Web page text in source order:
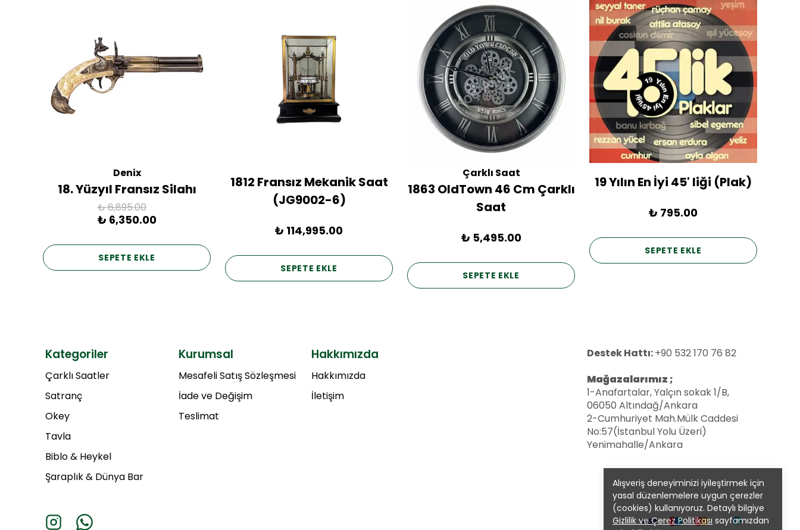
Alışveriş deneyiminizi iyileştirmek için
yasal düzenlemelere uygun çerezler
(cookies) kullanıyoruz. Detaylı bilgiye
Gizlilik ve Çerez Politikası sayfamızdan
Denix
18. Yüzyıl Fransız Silahı
₺ 6,895.00
₺ 6,350.00
SEPETE EKLE
1812 Fransız Mekanik Saat
(JG9002-6)
₺ 114,995.00
SEPETE EKLE
Çarklı Saat
1863 OldTown 46 Cm Çarklı
Saat
₺ 5,495.00
SEPETE EKLE
19 Yılın En İyi 45' liği (Plak)
₺ 795.00
SEPETE EKLE
Kategoriler
Çarklı Saatler
Satranç
Okey
Tavla
Biblo & Heykel
Şaraplık & Dünya Bar
Kurumsal
Mesafeli Satış Sözleşmesi
İade ve Değişim
Teslimat
Hakkımızda
Hakkımızda
İletişim
Destek Hattı:+90 532 170 76 82
Mağazalarımız ;
1-Anafartalar, Yalçın sokak 1/B,
06050 Altındağ/Ankara
2-Cumhuriyet Mah.Mülk Caddesi
No:57(İstanbul Yolu Üzeri)
Yenimahalle/Ankara